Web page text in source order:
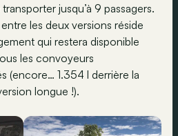
jusqu’à 9 passagers.
les deux versions réside
qui restera disponible
les convoyeurs
(encore… 1.354 l derrière la
longue !).